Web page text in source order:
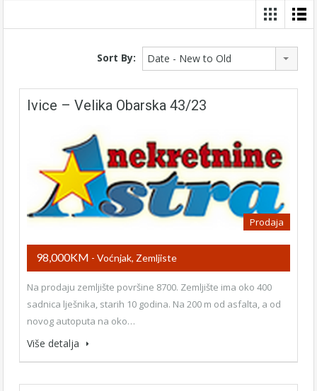
Sort By: Date - New to Old
Ivice – Velika Obarska 43/23
Prodaja
98,000KM - Voćnjak, Zemljiste
Na prodaju zemljište površine 8700. Zemljište ima oko 400
sadnica lješnika, starih 10 godina. Na 200 m od asfalta, a od
novog autoputa na oko…
Više detalja